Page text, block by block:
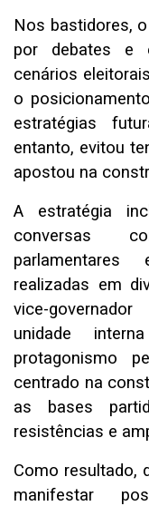
Nos bastidores,
por debates e
cenários
o
estratégias
entanto, evitou
apostou na
A estratégia
conversas
realizadas em
vice-
unidade
protagonismo
centrado na
as bases
resistências e
Como resultado,
manifestar